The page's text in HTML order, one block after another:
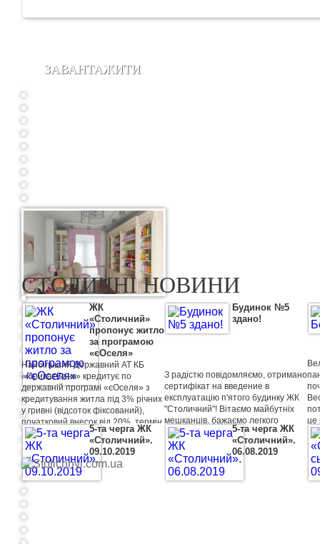
ЗАВАНТАЖИТИ
СТОЛИЧНІ НОВИНИ
ЖК
«Столичний»
пропонує житло
за програмою
«єОселя»
Найбільший Державний АТ КБ
«ПриватБанк» кредитує по
державній програмі «єОселя» з
кредитування житла під 3% річних
у гривні (відсоток фіксований),
початковий внесок від 20%, термін
до 20 років для окремих категорій
громадян.
Додаткову інформацію ви можете
отримати у представника АТ КБ
«ПриватБанк» - Зайцевої
Катерини за тел.: +380 67 929 71
41, +380 97 467 51 50.
Будинок №5
здано!
З радістю повідомляємо, отримано
сертифікат на введение в
експлуатацію п'ятого будинку ЖК
"Столичний"! Вітаємо майбутніх
мешканців, бажаємо легкого
ремонту і щасливого життя на
новом місці!
це
5-та черга ЖК
«Столичний».
09.10.2019
5-та черга ЖК
«Столичний».
06.08.2019